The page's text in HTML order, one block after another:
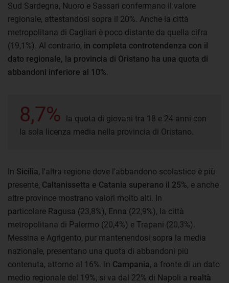
Sud Sardegna, Nuoro e Sassari confermano il valore
regionale, attestandosi sopra il 20%. Anche la città
metropolitana di Cagliari è poco distante da quella cifra
(19,1%). Al contrario, in completa controtendenza con il
dato regionale, la provincia di Oristano ha una quota di
abbandoni inferiore al 10%
8,7%
la quota di giovani tra 18 e 24 anni con
la sola licenza media nella provincia di Oristano.
In Sicilia, l'altra regione dove l'abbandono scolastico è più
presente, Caltanissetta e Catania superano il 25%, e anche
altre province mostrano valori molto alti. In
particolare Ragusa (23,8%), Enna (22,9%), la città
metropolitana di Palermo (20,4%) e Trapani (20,3%).
Messina e Agrigento, pur mantenendosi sopra la media
nazionale, presentano una quota di abbandoni più
contenuta, attorno al 16%. In Campania, a fronte di un dato
medio regionale del 19%, si va dal 22% di Napoli a realtà